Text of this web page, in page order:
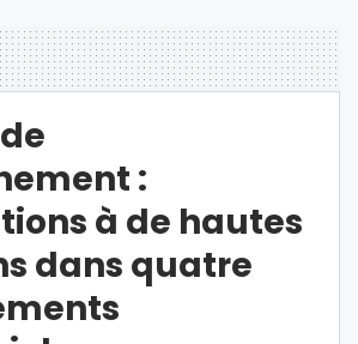
:
à de hautes
dans quatre